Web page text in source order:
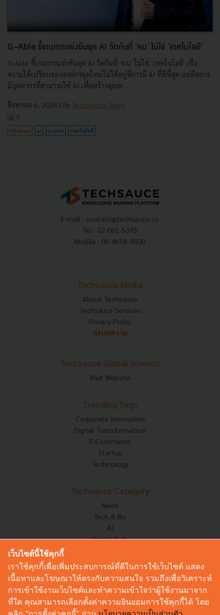
G-Able ชี้เกมการแข่งขันยุค AI วัดกันที่ 'คน' ไม่ใช่ 'เทคโนโลยี'
G-Able ชี้เกมการแข่งขันยุค AI วัดกันที่ 'คน' ไม่ใช่ 'เทคโนโลยี' เชื่อ
ความได้เปรียบขององค์กรยุคใหม่ไม่ได้อยู่ที่การมี AI ที่ดีที่สุด แต่คือการ
มีบุคลากรที่สามารถใช้ AI เพื่อสร้างคุณค...
สิงหาคม 6, 2026 | By Techsauce Team
0
PR News ai g-able เทคโนโลยี
E-mail : contact@techsauce.co
Tel : 02-001-5375
Mobile : 06-4658-9500
Techsauce Media
About Techsauce
Techsauce Services
Privacy Policy
ส่งบทความ
Techsauce Global Summit
Visit Website
Trending Tags
Corporate Innovation
Digital Transformation
E-Commerce
Startup
Technology
Techsauce Category
News
Tech & Biz
AI
HealthTech
Corp Innov
Saucy Thoughts
Based On
Sustainable
Videos
เว็บไซต์นี้ใช้คุกกี้
เราใช้คุกกี้เพื่อเพิ่มประสบการณ์ที่ดีในการใช้เว็บไซต์ แสดง
เนื้อหาและโฆษณาให้ตรงกับความสนใจ รวมถึงเพื่อวิเคราะห์
การเข้าใช้งานเว็บไซต์และทำความเข้าใจว่าผู้ใช้งานมาจาก
ที่ใด คุณสามารถเลือกตั้งค่าความยินยอมการใช้คุกกี้ได้ โดย